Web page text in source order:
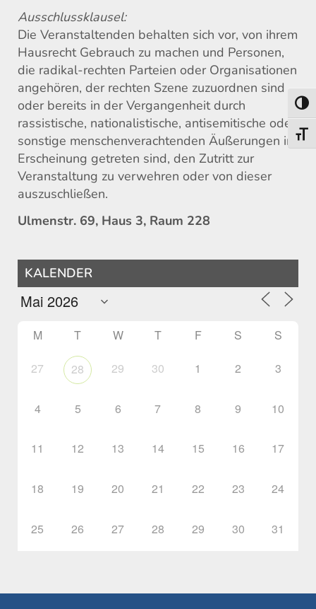
Ausschlussklausel:
Die Veranstaltenden behalten sich vor, von ihrem
Hausrecht Gebrauch zu machen und Personen,
die radikal-rechten Parteien oder Organisationen
angehören, der rechten Szene zuzuordnen sind
oder bereits in der Vergangenheit durch
rassistische, nationalistische, antisemitische oder
sonstige menschenverachtenden Äußerungen in
Erscheinung getreten sind, den Zutritt zur
Veranstaltung zu verwehren oder von dieser
auszuschließen.
Ulmenstr. 69, Haus 3, Raum 228
KALENDER
M T W T F S S
27 28 29 30 1 2 3
4 5 6 7 8 9 10
11 12 13 14 15 16 17
18 19 20 21 22 23 24
25 26 27 28 29 30 31